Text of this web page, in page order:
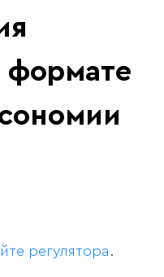
формате
регулятора .